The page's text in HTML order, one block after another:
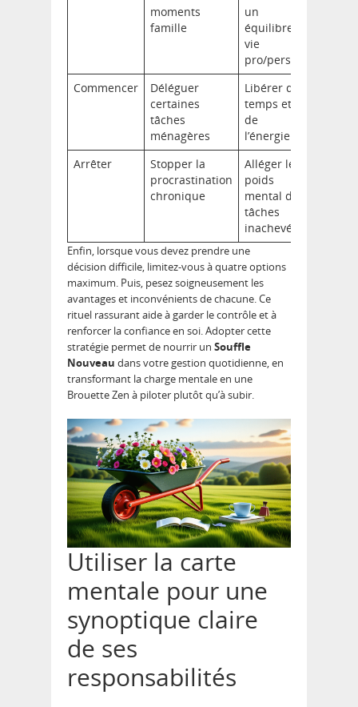
moments
famille
un
équilibre
vie
pro/perso
Commencer
Déléguer
certaines
tâches
ménagères
Libérer du
temps et
de
l’énergie
Arrêter
Stopper la
procrastination
chronique
Alléger le
poids
mental des
tâches
inachevées
Enfin, lorsque vous devez prendre une
décision difficile, limitez-vous à quatre options
maximum. Puis, pesez soigneusement les
avantages et inconvénients de chacune. Ce
rituel rassurant aide à garder le contrôle et à
renforcer la confiance en soi. Adopter cette
stratégie permet de nourrir un Souffle
Nouveau dans votre gestion quotidienne, en
transformant la charge mentale en une
Brouette Zen à piloter plutôt qu’à subir.
Utiliser la carte
mentale pour une
synoptique claire
de ses
responsabilités